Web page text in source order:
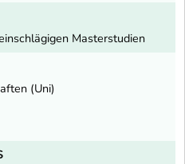
Masterstudien
(Uni)